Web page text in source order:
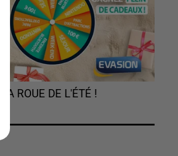
LA ROUE DE L'ÉTÉ !